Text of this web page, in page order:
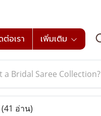
อเรา เพิ่มเติม
Bridal Saree Collection?
(41 อ่าน)